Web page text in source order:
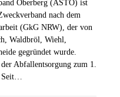
Oberberg (ASTO) ist
nach dem
(GkG NRW), der von
Waldbröl, Wiehl,
gegründet wurde.
Abfallentsorgung zum 1.